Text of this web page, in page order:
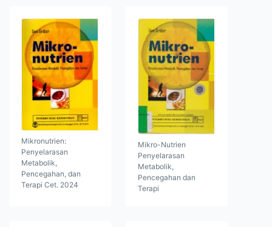
Mikronutrien:
Penyelarasan
Metabolik,
Pencegahan, dan
Terapi Cet. 2024
Mikro-Nutrien
Penyelarasan
Metabolik,
Pencegahan dan
Terapi